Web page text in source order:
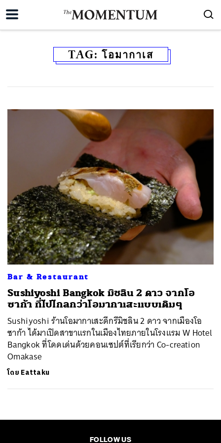
TAG: โอมากาเส
Bar & Restaurant
Sushiyoshi Bangkok มิชลิน 2 ดาว จากโอ
ซาก้า ที่ไปไกลกว่าโอมากาเสะแบบเดิมๆ
Sushiyoshi ร้านโอมากาเสะดีกรีมิชลิน 2 ดาว จากเมืองโอ
ซาก้า ได้มาเปิดสาขาแรกในเมืองไทยภายในโรงแรม W Hotel
Bangkok ที่โดดเด่นด้วยคอนเซปต์ที่เรียกว่า Co-creation
Omakase
โดย Eattaku
FOLLOW US
ค้นหา
SHARE TWEET LINE EMAIL